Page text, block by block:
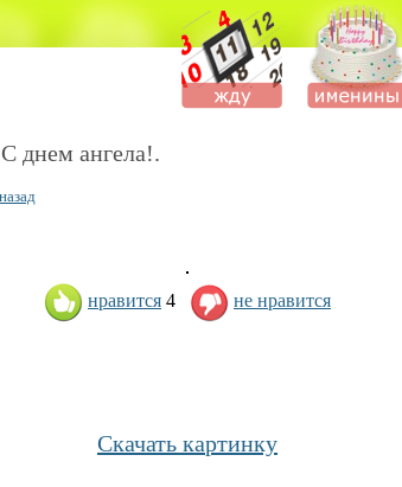
днем ангела!.
нравится 4 не нравится
Скачать картинку